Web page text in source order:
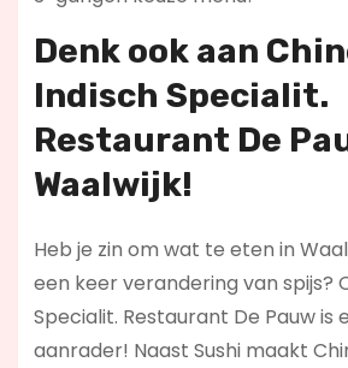
Denk ook aan
Indisch Specialit.
Restaurant De
Waalwijk!
Heb je zin om wat te eten in
een keer verandering van spijs?
Specialit. Restaurant De Pauw is
aanrader! Naast Sushi maakt